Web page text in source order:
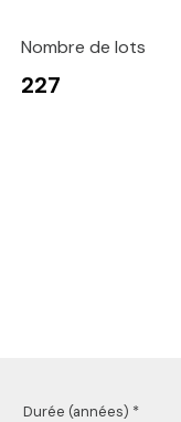
Nombre de lots
227
Durée (années) *